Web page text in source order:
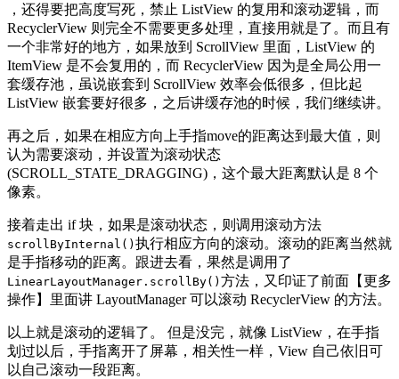
，还得要把高度写死，禁止 ListView 的复用和滚动逻辑，而
RecyclerView 则完全不需要更多处理，直接用就是了。而且有
一个非常好的地方，如果放到 ScrollView 里面，ListView 的
ItemView 是不会复用的，而 RecyclerView 因为是全局公用一
套缓存池，虽说嵌套到 ScrollView 效率会低很多，但比起
ListView 嵌套要好很多，之后讲缓存池的时候，我们继续讲。
再之后，如果在相应方向上手指move的距离达到最大值，则
认为需要滚动，并设置为滚动状态
(SCROLL_STATE_DRAGGING)，这个最大距离默认是 8 个
像素。
接着走出 if 块，如果是滚动状态，则调用滚动方法
scrollByInternal() 执行相应方向的滚动。滚动的距离当然就
是手指移动的距离。跟进去看，果然是调用了
LinearLayoutManager.scrollBy() 方法，又印证了前面【更多
操作】里面讲 LayoutManager 可以滚动 RecyclerView 的方法。
以上就是滚动的逻辑了。 但是没完，就像 ListView，在手指
划过以后，手指离开了屏幕，相关性一样，View 自己依旧可
以自己滚动一段距离。